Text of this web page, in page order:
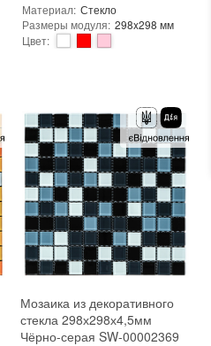
Материал: Стекло
Размеры модуля: 298x298 мм
Цвет:
Основа: Самоклейка, Сетка
Назначение:
В интерьере, Для бани, Для бассейна, Для ванной комнаты и туалета, Для гостинной, Для душевой, Для кухни, Для спальни, Для фартука
Вес модуля: 0.57 кг
Размеры чипа: 25x25 мм
Толщина чипа: 4.5 мм
Площадь модуля: 0,088 м²
Страна производителя: Китай
Бренд: Sticker Wall
Тип поверхности: Глянцевая
Мозаика из декоративного
стекла 298х298х4,5мм
Чёрно-серая SW-00002369